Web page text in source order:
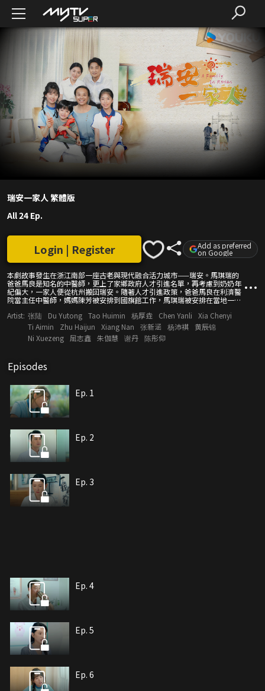
瑞安一家人 繁體版
All 24 Ep.
本劇故事發生在浙江南部一座古老與現代融合活力城市——瑞安。馬琪瑞的
爸爸馬良是知名的中醫師，更上了家鄉政府人才引進名單，再考慮到奶奶年
紀偏大，一家人便從杭州搬回瑞安。隨著人才引進政策，爸爸馬良在利濟醫
院當主任中醫師，媽媽陳芳被安排到國旗館工作，馬琪瑞被安排在當地一家
的一家人，打算長期定居，便借了陳芳嫂子的工廠資金，準備全款買房。可
是人算不如天算，馬良好心地把200多萬元購房款借給了“發小”陳金髮週
轉，卻意外捲入了一場金融事件。而陳金髮的神秘失蹤，不僅讓馬良夫妻的
心情跌入谷底，也讓中年婚姻危機慢慢浮出水面。為了渡過這場家庭危機，
Login | Register Add as preferred
on Google
Artist: 张陆 Du Yutong Tao Huimin 杨厚垚 Chen Yanli
Xia Chenyi
Ti Aimin
Zhu Haijun Xiang Nan 张新涵 杨沛褀
黄辰锦
Ni Xuezeng
屈志鑫 朱伽慧 谢丹 陈彤仰
Episodes
Ep. 1
Ep. 2
Ep. 3
Ep. 4
Ep. 5
Ep. 6